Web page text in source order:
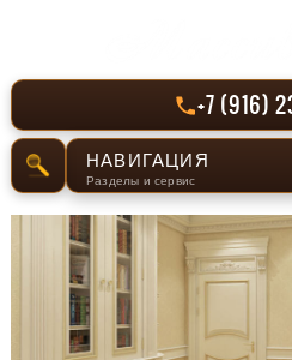
+7 (916)
НАВИГАЦИЯ
Разделы и сервис
СЕРВИС
Отправить заявку
РАЗДЕЛЫ САЙТА